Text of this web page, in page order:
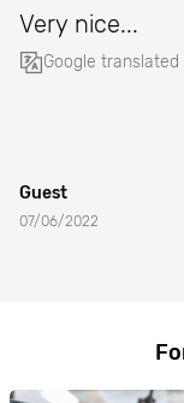
Very nice...
Google translated
Guest
07/06/2022